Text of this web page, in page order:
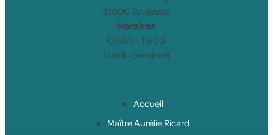
31000 Toulouse
Horaires
09:00 - 19:00
Lundi - vendredi
Accueil
Maître Aurélie Ricard